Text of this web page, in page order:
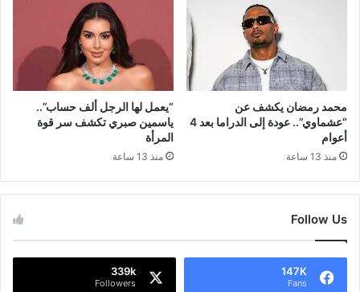
محمد رمضان يكشف عن
“عشماوي”.. عودة إلى الدراما بعد 4
أعوام
منذ 13 ساعة
“يعمل لها الرجل ألف حساب”..
ياسمين صبري تكشف سر قوة
المرأة
منذ 13 ساعة
Follow Us
147K
Fans
339k
Followers